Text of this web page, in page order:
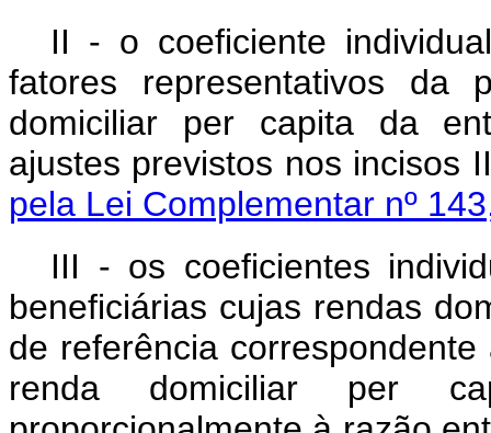
II - o coeficiente
fatores representativos da
domiciliar per capita da
ajustes previstos nos incisos
pela Lei Complementar nº
III - os coeficientes
beneficiárias cujas rendas
de referência
renda domiciliar per